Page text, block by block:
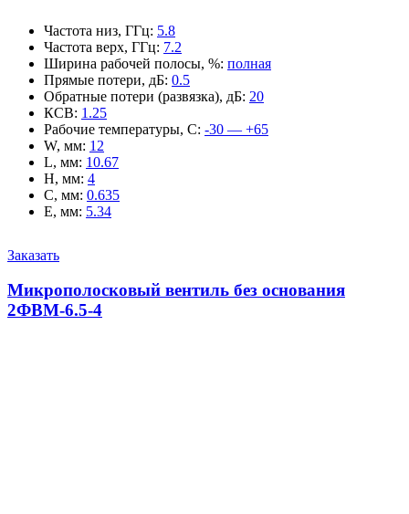
Частота низ, ГГц: 5.8
Частота верх, ГГц: 7.2
Ширина рабочей полосы, %: полная
Прямые потери, дБ: 0.5
Обратные потери (развязка), дБ: 20
КСВ: 1.25
Рабочие температуры, С: -30 — +65
W, мм: 12
L, мм: 10.67
H, мм: 4
C, мм: 0.635
E, мм: 5.34
Заказать
Микрополосковый вентиль без основания
2ФВМ-6.5-4